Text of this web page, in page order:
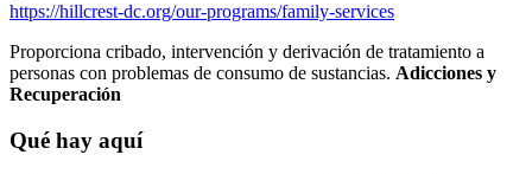
https://hillcrest-dc.org/our-programs/family-services
Proporciona cribado, intervención y derivación de tratamiento a
personas con problemas de consumo de sustancias. Adicciones y
Recuperación
Qué hay aquí